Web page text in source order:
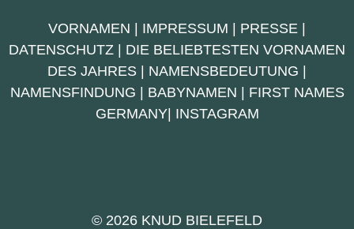
VORNAMEN IMPRESSUM PRESSE
DATENSCHUTZ
DIE BELIEBTESTEN VORNAMEN
DES JAHRES
NAMENSBEDEUTUNG
NAMENSFINDUNG
BABYNAMEN
FIRST NAMES
GERMANY| INSTAGRAM
© 2026 KNUD BIELEFELD